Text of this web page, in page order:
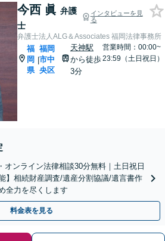
今西 眞 弁護
士
インタビューを見
る
弁護士法人ALG＆Associates 福岡法律事務所
福
岡
県
|
福岡
市中
央区
天神駅
から徒歩
3分
営業時間：00:00~
23:59（土日祝日）
オンライン法律相談30分無料｜土日祝日
】相続財産調査/遺産分割協議/遺言書作
全力を尽くします
料金表を見る